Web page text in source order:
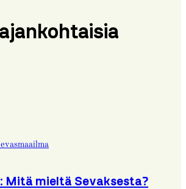
Mitä mieltä Sevaksesta?